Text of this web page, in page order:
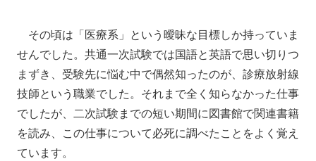
その頃は「医療系」という曖昧な目標しか持っていま
せんでした。共通一次試験では国語と英語で思い切りつ
まずき、受験先に悩む中で偶然知ったのが、診療放射線
技師という職業でした。それまで全く知らなかった仕事
でしたが、二次試験までの短い期間に図書館で関連書籍
を読み、この仕事について必死に調べたことをよく覚え
ています。